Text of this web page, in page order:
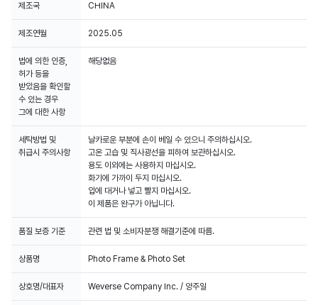
제조국 CHINA
제조연월 2025.05
법에 의한 인증,
허가 등을
받았음을 확인할
수 있는 경우
그에 대한 사항
해당없음
세탁방법 및
취급시 주의사항
날카로운 부분에 손이 베일 수 있으니 주의하십시오.
고온 고습 및 직사광선을 피하여 보관하십시오.
용도 이외에는 사용하지 마십시오.
화기에 가까이 두지 마십시오.
입에 대거나 넣고 빨지 마십시오.
이 제품은 완구가 아닙니다.
품질 보증 기준 관련 법 및 소비자분쟁 해결기준에 따름.
상품명 Photo Frame & Photo Set
상호명/대표자 Weverse Company Inc. / 양주일